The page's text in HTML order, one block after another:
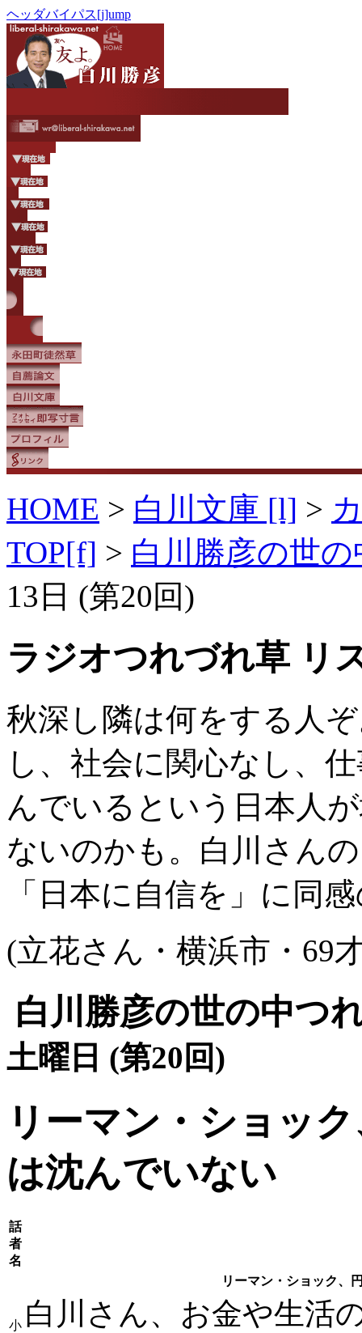
ヘッダバイパス[j]ump
HOME > 白川文庫 [l] >
TOP[f] > 白川勝彦の世
13日 (第20回)
ラジオつれづれ草 リ
秋深し隣は何をする人
し、社会に関心なし、
んでいるという日本人
ないのかも。白川さん
「日本に自信を」に同
(立花さん・横浜市・69
白川勝彦の世の中つ
土曜日 (第20回)
リーマン・ショッ
は沈んでいない
話
者
名
リーマン・ショック、
小 白川さん、お金や生活